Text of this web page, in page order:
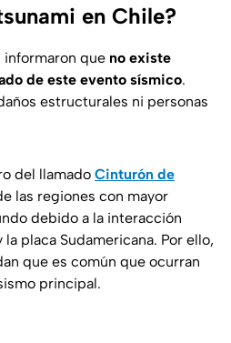
en Chile?
informaron que no existe
de este evento sísmico.
estructurales ni personas
del llamado Cinturón de
las regiones con mayor
debido a la interacción
la placa Sudamericana. Por ello,
que es común que ocurran
principal.